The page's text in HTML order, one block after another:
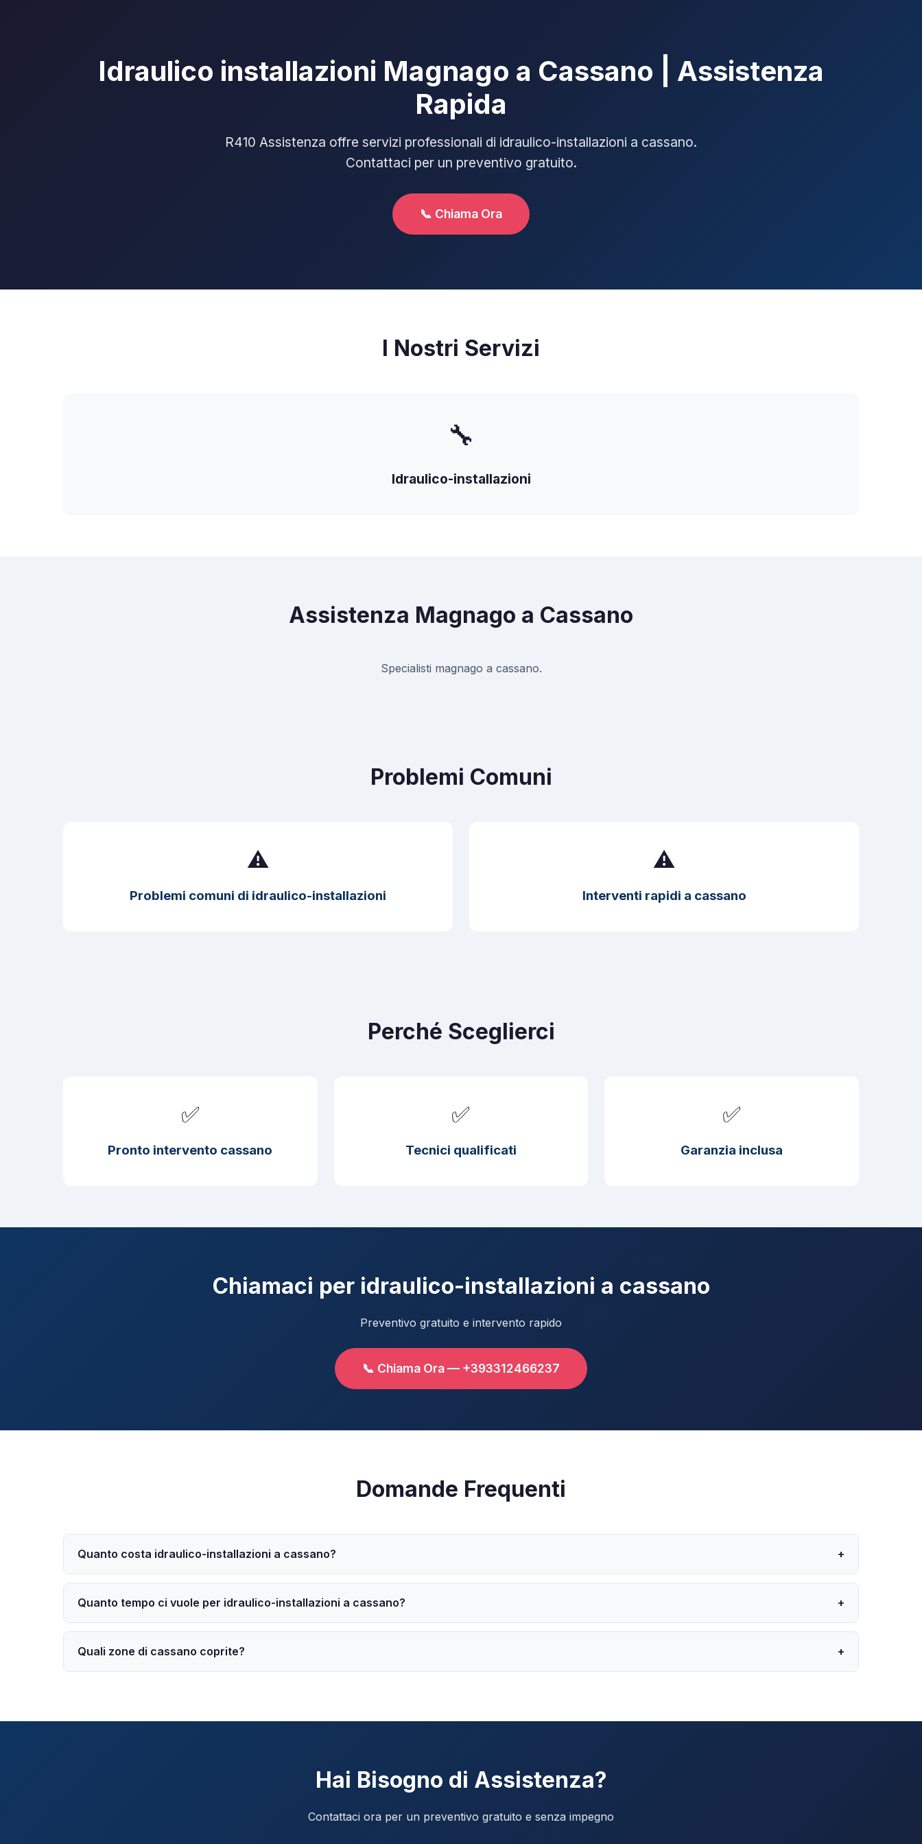
Idraulico installazioni Magnago a Cassano | Assistenza
Rapida
R410 Assistenza offre servizi professionali di idraulico-installazioni a cassano.
Contattaci per un preventivo gratuito.
📞 Chiama Ora
I Nostri Servizi
🔧
Idraulico-installazioni
Assistenza Magnago a Cassano
Specialisti magnago a cassano.
Problemi Comuni
⚠️
Problemi comuni di idraulico-installazioni
⚠️
Interventi rapidi a cassano
Perché Sceglierci
✅
Pronto intervento cassano
✅
Tecnici qualificati
✅
Garanzia inclusa
Chiamaci per idraulico-installazioni a cassano
Preventivo gratuito e intervento rapido
📞 Chiama Ora — +393312466237
Domande Frequenti
Quanto costa idraulico-installazioni a cassano? +
Quanto tempo ci vuole per idraulico-installazioni a cassano? +
Quali zone di cassano coprite? +
Hai Bisogno di Assistenza?
Contattaci ora per un preventivo gratuito e senza impegno